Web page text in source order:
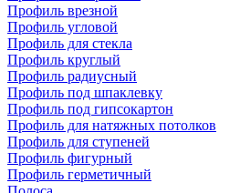
Профиль врезной
Профиль угловой
Профиль для стекла
Профиль круглый
Профиль радиусный
Профиль под шпаклевку
Профиль под гипсокартон
Профиль для натяжных потолков
Профиль для ступеней
Профиль фигурный
Профиль герметичный